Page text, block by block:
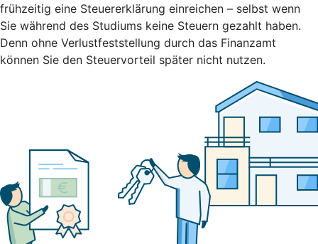
frühzeitig eine Steuererklärung einreichen – selbst wenn
Sie während des Studiums keine Steuern gezahlt haben.
Denn ohne Verlustfeststellung durch das Finanzamt
können Sie den Steuervorteil später nicht nutzen.